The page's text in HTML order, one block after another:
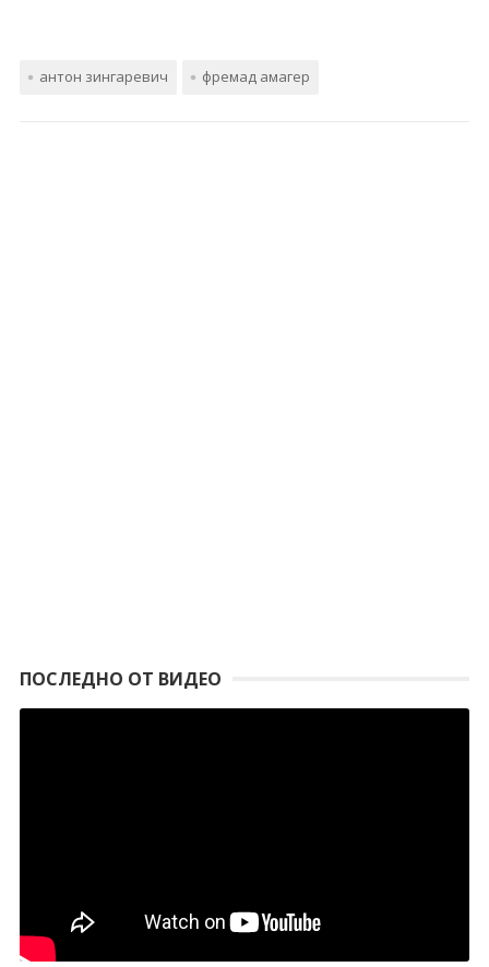
антон зингаревич фремад амагер
ПОСЛЕДНО ОТ ВИДЕО